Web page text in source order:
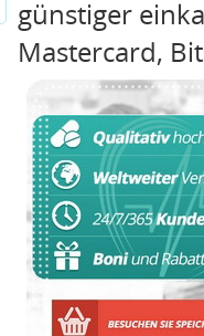
günstiger
Mastercard,